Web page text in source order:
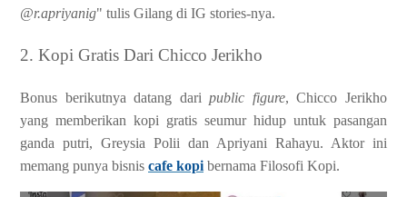
@r.apriyanig" tulis Gilang di IG stories-nya.
2. Kopi Gratis Dari Chicco Jerikho
Bonus berikutnya datang daripublic figure, Chicco Jerikho
yang memberikan kopi gratis seumur hidup untuk pasangan
ganda putri, Greysia Polii dan Apriyani Rahayu. Aktor ini
memang punya bisnis cafe kopi bernama Filosofi Kopi.